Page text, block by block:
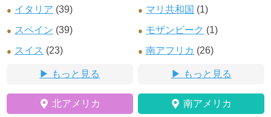
イタリア (39)
スペイン (39)
スイス (23)
もっと見る
マリ共和国 (1)
モザンビーク (1)
南アフリカ (26)
もっと見る
北アメリカ 南アメリカ